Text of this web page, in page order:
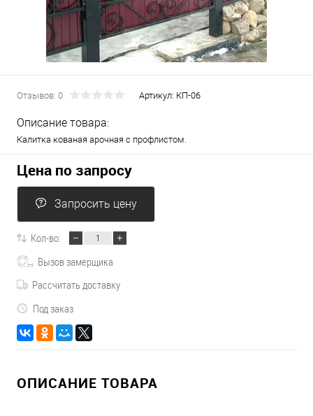
Отзывов: 0 Артикул: КП-06
Описание товара:
Калитка кованая арочная с профлистом.
Цена по запросу
Запросить цену
Кол-во:
Вызов замерщика
Рассчитать доставку
Под заказ
ОПИСАНИЕ ТОВАРА